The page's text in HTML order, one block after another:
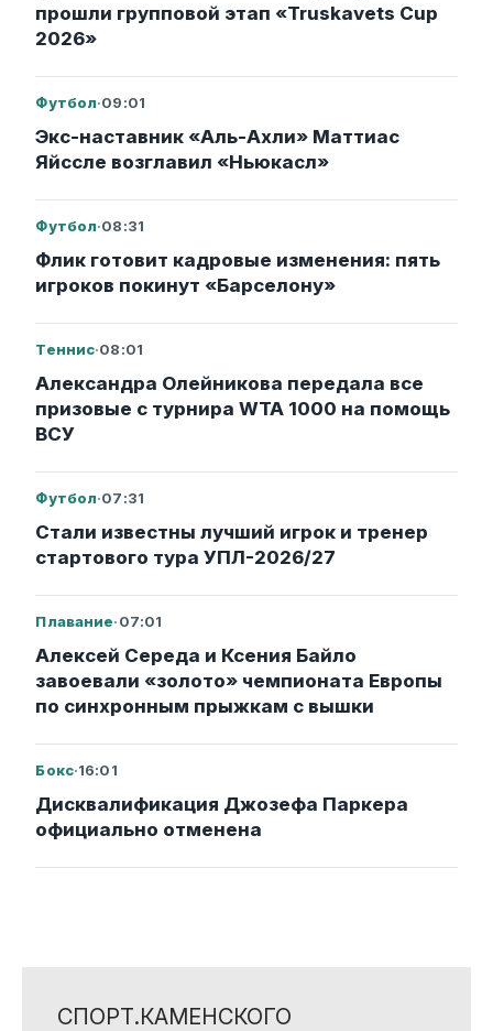
прошли групповой этап «Truskavets Cup
2026»
Футбол·09:01
Экс-наставник «Аль-Ахли» Маттиас
Яйссле возглавил «Ньюкасл»
Футбол·08:31
Флик готовит кадровые изменения: пять
игроков покинут «Барселону»
Теннис·08:01
Александра Олейникова передала все
призовые с турнира WTA 1000 на помощь
ВСУ
Футбол·07:31
Стали известны лучший игрок и тренер
стартового тура УПЛ-2026/27
Плавание·07:01
Алексей Середа и Ксения Байло
завоевали «золото» чемпионата Европы
по синхронным прыжкам с вышки
Бокс·16:01
Дисквалификация Джозефа Паркера
официально отменена
СПОРТ.КАМЕНСКОГО